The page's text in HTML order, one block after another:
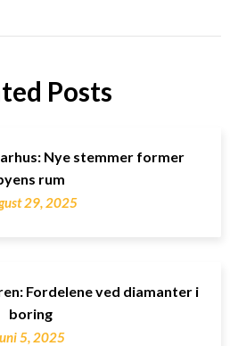
Posts
Nye stemmer former
rum
29, 2025
Fordelene ved diamanter i
boring
5, 2025